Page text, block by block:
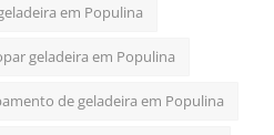
em Populina
geladeira em Populina
de geladeira em Populina